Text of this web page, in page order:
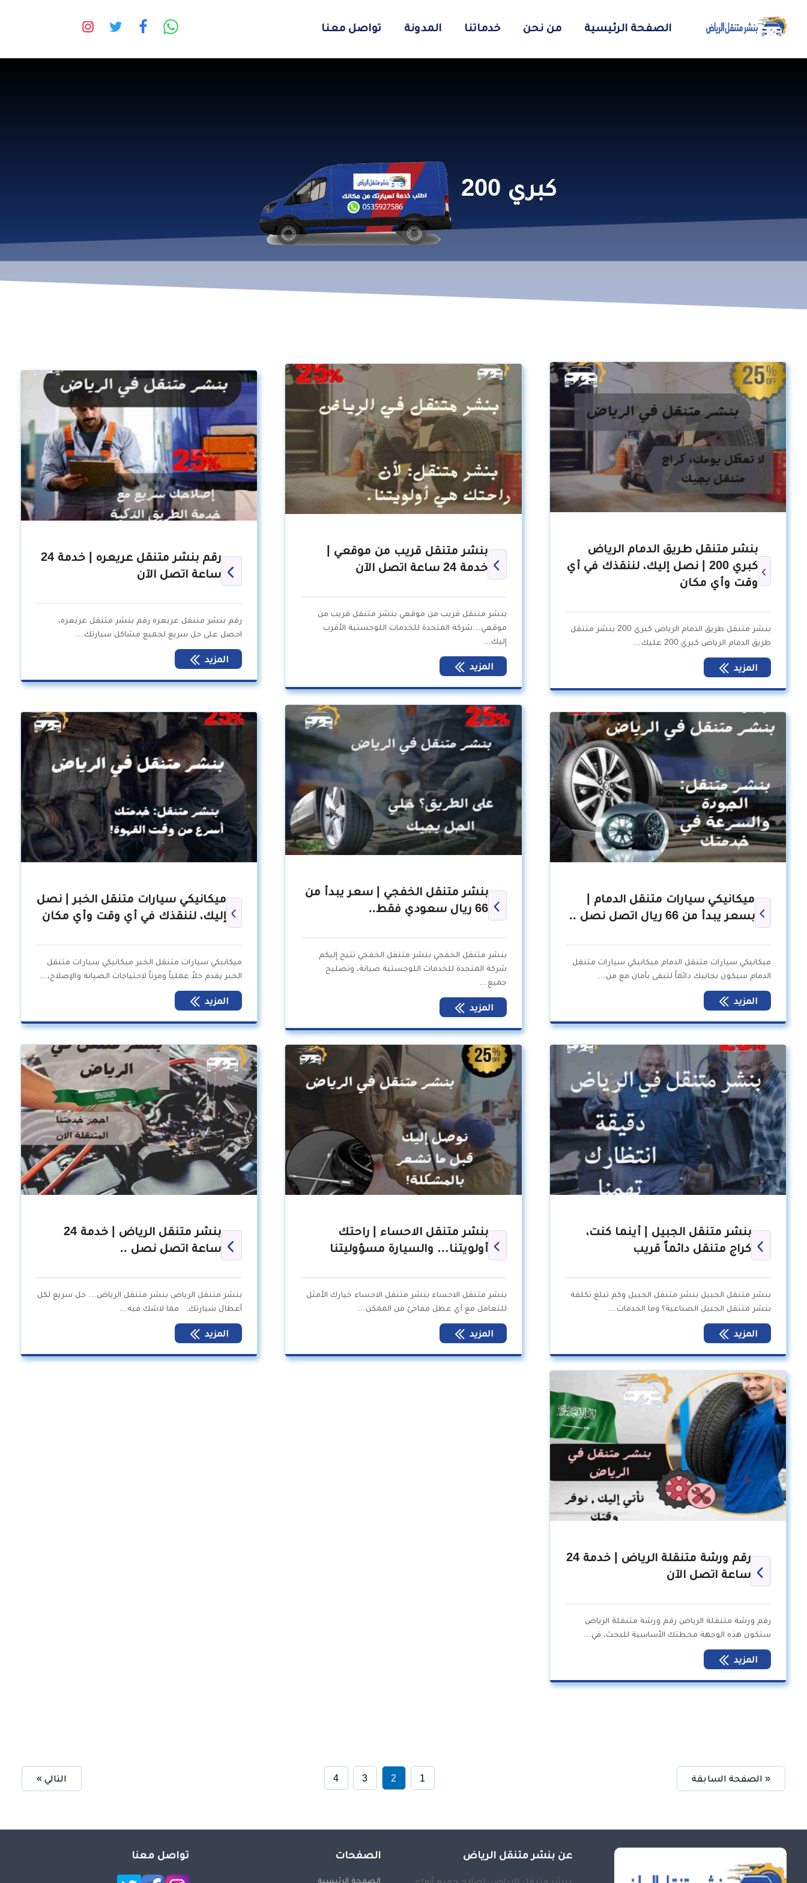
الصفحة الرئيسية من نحن خدماتنا المدونة تواصل معنا
كبري 200
بنشر متنقل طريق الدمام الرياض
كبري 200 | نصل إليك، لننقذك في أي
وقت وأي مكان
بنشر متنقل طريق الدمام الرياض كبري 200 بنشر متنقل
طريق الدمام الرياض كبري 200 عليك…
المزيد
بنشر متنقل قريب من موقعي |
خدمة 24 ساعة اتصل الآن
بنشر متنقل قريب من موقعي بنشر متنقل قريب من
موقعي…شركة المتحدة للخدمات اللوجستية الأقرب
إليك…
المزيد
رقم بنشر متنقل عريعره | خدمة 24
ساعة اتصل الآن
رقم بنشر متنقل عريعره رقم بنشر متنقل عريعره،
احصل على حل سريع لجميع مشاكل سيارتك…
المزيد
ميكانيكي سيارات متنقل الدمام |
بسعر يبدأ من 66 ريال اتصل نصل ..
ميكانيكي سيارات متنقل الدمام ميكانيكي سيارات متنقل
الدمام سيكون بجانبك دائماً لتبقى بأمان مع من…
المزيد
بنشر متنقل الخفجي | سعر يبدأ من
66 ريال سعودي فقط..
بنشر متنقل الخفجي بنشر متنقل الخفجي تتيح إليكم
شركة المتحدة للخدمات اللوجستية صيانة، وتصليح
جميع…
المزيد
ميكانيكي سيارات متنقل الخبر | نصل
إليك، لننقذك في أي وقت وأي مكان
ميكانيكي سيارات متنقل الخبر ميكانيكي سيارات متنقل
الخبر يقدم حلاً عملياً ومرناً لاحتياجات الصيانة والإصلاح،…
المزيد
بنشر متنقل الجبيل | أينما كنت،
كراج متنقل دائماً قريب
بنشر متنقل الجبيل بنشر متنقل الجبيل وكم تبلغ تكلفة
بنشر متنقل الجبيل الصناعية؟ وما الخدمات…
المزيد
بنشر متنقل الاحساء | راحتك
أولويتنا… والسيارة مسؤوليتنا
بنشر متنقل الاحساء بنشر متنقل الاحساء خيارك الأمثل
للتعامل مع أي عطل مفاجئ من الممكن…
المزيد
بنشر متنقل الرياض | خدمة 24
ساعة اتصل نصل ..
بنشر متنقل الرياض بنشر متنقل الرياض… حل سريع لكل
أعطال سيارتك. مما لاشك فيه…
المزيد
رقم ورشة متنقلة الرياض | خدمة 24
ساعة اتصل الآن
رقم ورشة متنقلة الرياض رقم ورشة متنقلة الرياض
ستكون هذه الوجهة محطتك الأساسية للبحث، في…
المزيد
« الصفحة السابقة 1
2
3
4 التالي »
عن بنشر متنقل الرياض الصفحات
الصفحة الرئيسية
تواصل معنا